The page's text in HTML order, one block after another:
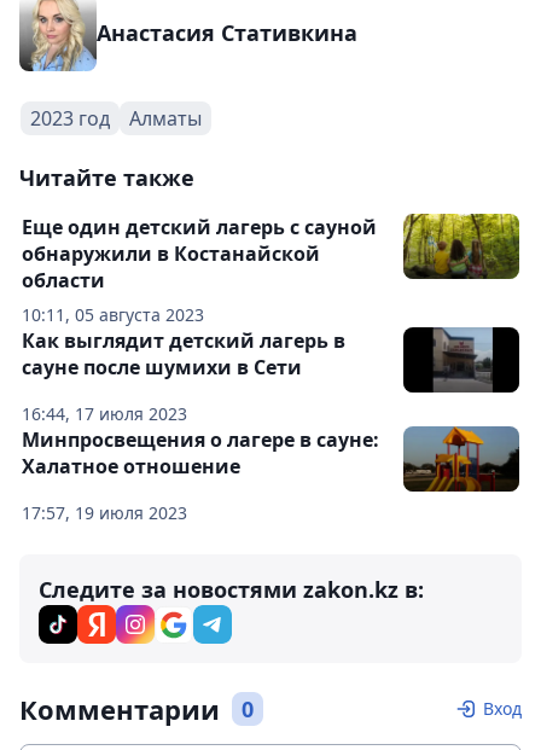
Анастасия Стативкина
2023 год Алматы
Читайте также
10:11, 05 августа 2023
Еще один детский лагерь с сауной
обнаружили в Костанайской
области
16:44, 17 июля 2023
Как выглядит детский лагерь в
сауне после шумихи в Сети
17:57, 19 июля 2023
Минпросвещения о лагере в сауне:
Халатное отношение
Следите за новостями zakon.kz в:
Комментарии 0 Вход